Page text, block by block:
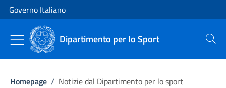
Vai al contenuto
Vai alla navigazione del sito
Governo Italiano
Dipartimento per lo Sport Cerca
Homepage / Notizie dal Dipartimento per lo sport